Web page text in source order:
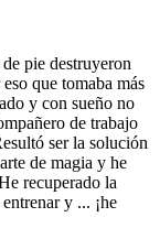
pie destruyeron
que tomaba más
y con sueño no
de trabajo
ser la solución
de magia y he
recuperado la
y ... ¡he